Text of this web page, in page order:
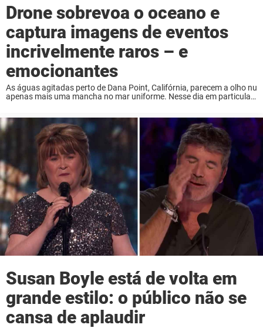
Drone sobrevoa o oceano e
captura imagens de eventos
incrivelmente raros – e
emocionantes
As águas agitadas perto de Dana Point, Califórnia, parecem a olho nu
apenas mais uma mancha no mar uniforme. Nesse dia em particular,
Susan Boyle está de volta em
grande estilo: o público não se
cansa de aplaudir